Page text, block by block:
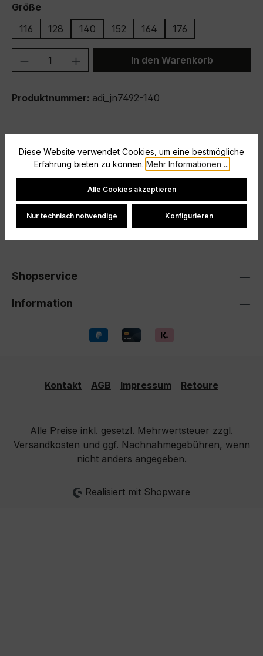
Größeauswählen
116
128 140 152 164 176
Produkt Anzahl: Gib denIn den Warenkorb
Produktnummer: adi_jn7492-140
Beschreibung
Größe: 140
Bewertungen
Shopservice
Information
Kontakt AGB Impressum Retoure
Alle Preise inkl. gesetzl. Mehrwertsteuer zzgl.
Versandkosten und ggf. Nachnahmegebühren, wenn
nicht anders angegeben.
Realisiert mit Shopware
Diese Website verwendet Cookies, um eine bestmögliche
Erfahrung bieten zu können. Mehr Informationen ...
Cookie-Einstellungen
Alle Cookies akzeptieren
Nur technisch notwendige Konfigurieren